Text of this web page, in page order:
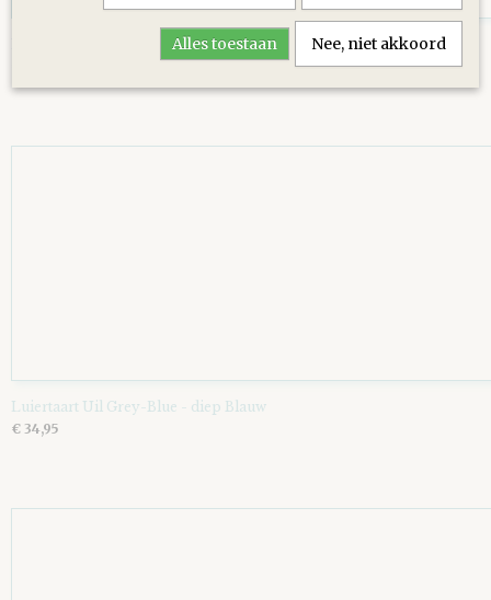
Luiertaart Basic 64 Beige
Luiertaart Uil Grey-Blue - diep Blauw
€ 34,95
Alles toestaan Nee, niet akkoord